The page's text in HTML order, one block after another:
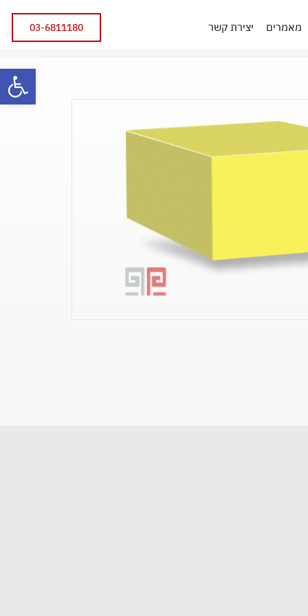
מאמרים יצירת קשר 03-6811180